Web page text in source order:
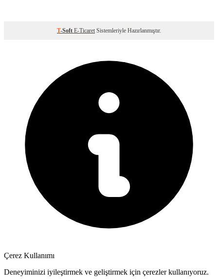
T-Soft E-Ticaret Sistemleriyle Hazırlanmıştır.
Çerez Kullanımı
Deneyiminizi iyileştirmek ve geliştirmek için çerezler kullanıyoruz.